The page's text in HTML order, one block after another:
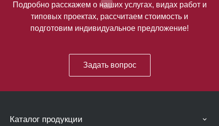
Подробно расскажем о наших услугах, видах работ и
типовых проектах, рассчитаем стоимость и
подготовим индивидуальное предложение!
Задать вопрос
Каталог продукции